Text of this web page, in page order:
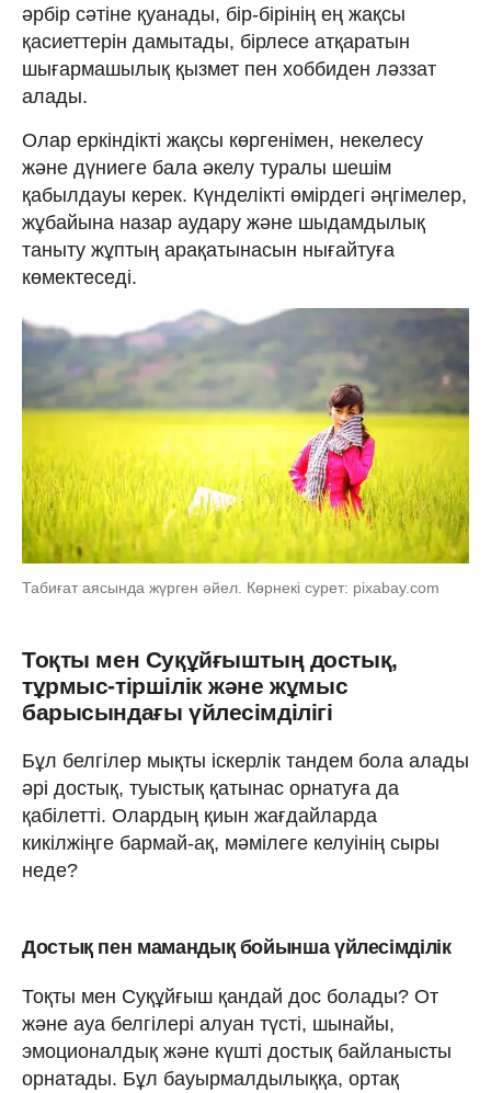
әрбір сәтіне қуанады, бір-бірінің ең жақсы
қасиеттерін дамытады, бірлесе атқаратын
шығармашылық қызмет пен хоббиден ләззат
алады.
Олар еркіндікті жақсы көргенімен, некелесу
және дүниеге бала әкелу туралы шешім
қабылдауы керек. Күнделікті өмірдегі әңгімелер,
жұбайына назар аудару және шыдамдылық
таныту жұптың арақатынасын нығайтуға
көмектеседі.
Табиғат аясында жүрген әйел. Көрнекі сурет: pixabay.com
Тоқты мен Суқұйғыштың достық,
тұрмыс-тіршілік және жұмыс
барысындағы үйлесімділігі
Бұл белгілер мықты іскерлік тандем бола алады
әрі достық, туыстық қатынас орнатуға да
қабілетті. Олардың қиын жағдайларда
кикілжіңге бармай-ақ, мәмілеге келуінің сыры
неде?
Достық пен мамандық бойынша үйлесімділік
Тоқты мен Суқұйғыш қандай дос болады? От
және ауа белгілері алуан түсті, шынайы,
эмоционалдық және күшті достық байланысты
орнатады. Бұл бауырмалдылыққа, ортақ